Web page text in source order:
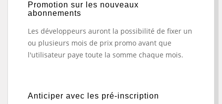
Promotion sur les nouveaux
abonnements
Les développeurs auront la possibilité de fixer un
ou plusieurs mois de prix promo avant que
l'utilisateur paye toute la somme chaque mois.
Anticiper avec les pré-inscription